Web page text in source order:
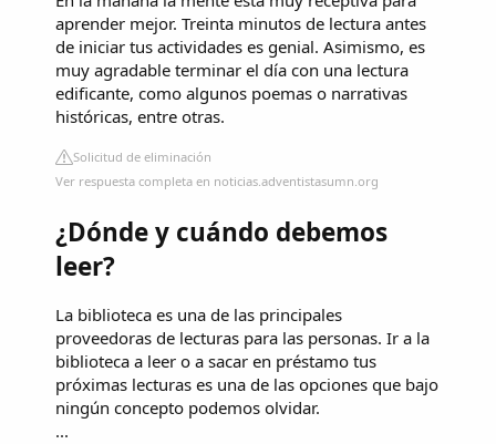
aprender mejor. Treinta minutos de lectura antes
de iniciar tus actividades es genial. Asimismo, es
muy agradable terminar el día con una lectura
edificante, como algunos poemas o narrativas
históricas, entre otras.
Solicitud de eliminación
Ver respuesta completa en noticias.adventistasumn.org
¿Dónde y cuándo debemos
leer?
La biblioteca es una de las principales
proveedoras de lecturas para las personas. Ir a la
biblioteca a leer o a sacar en préstamo tus
próximas lecturas es una de las opciones que bajo
ningún concepto podemos olvidar.
...